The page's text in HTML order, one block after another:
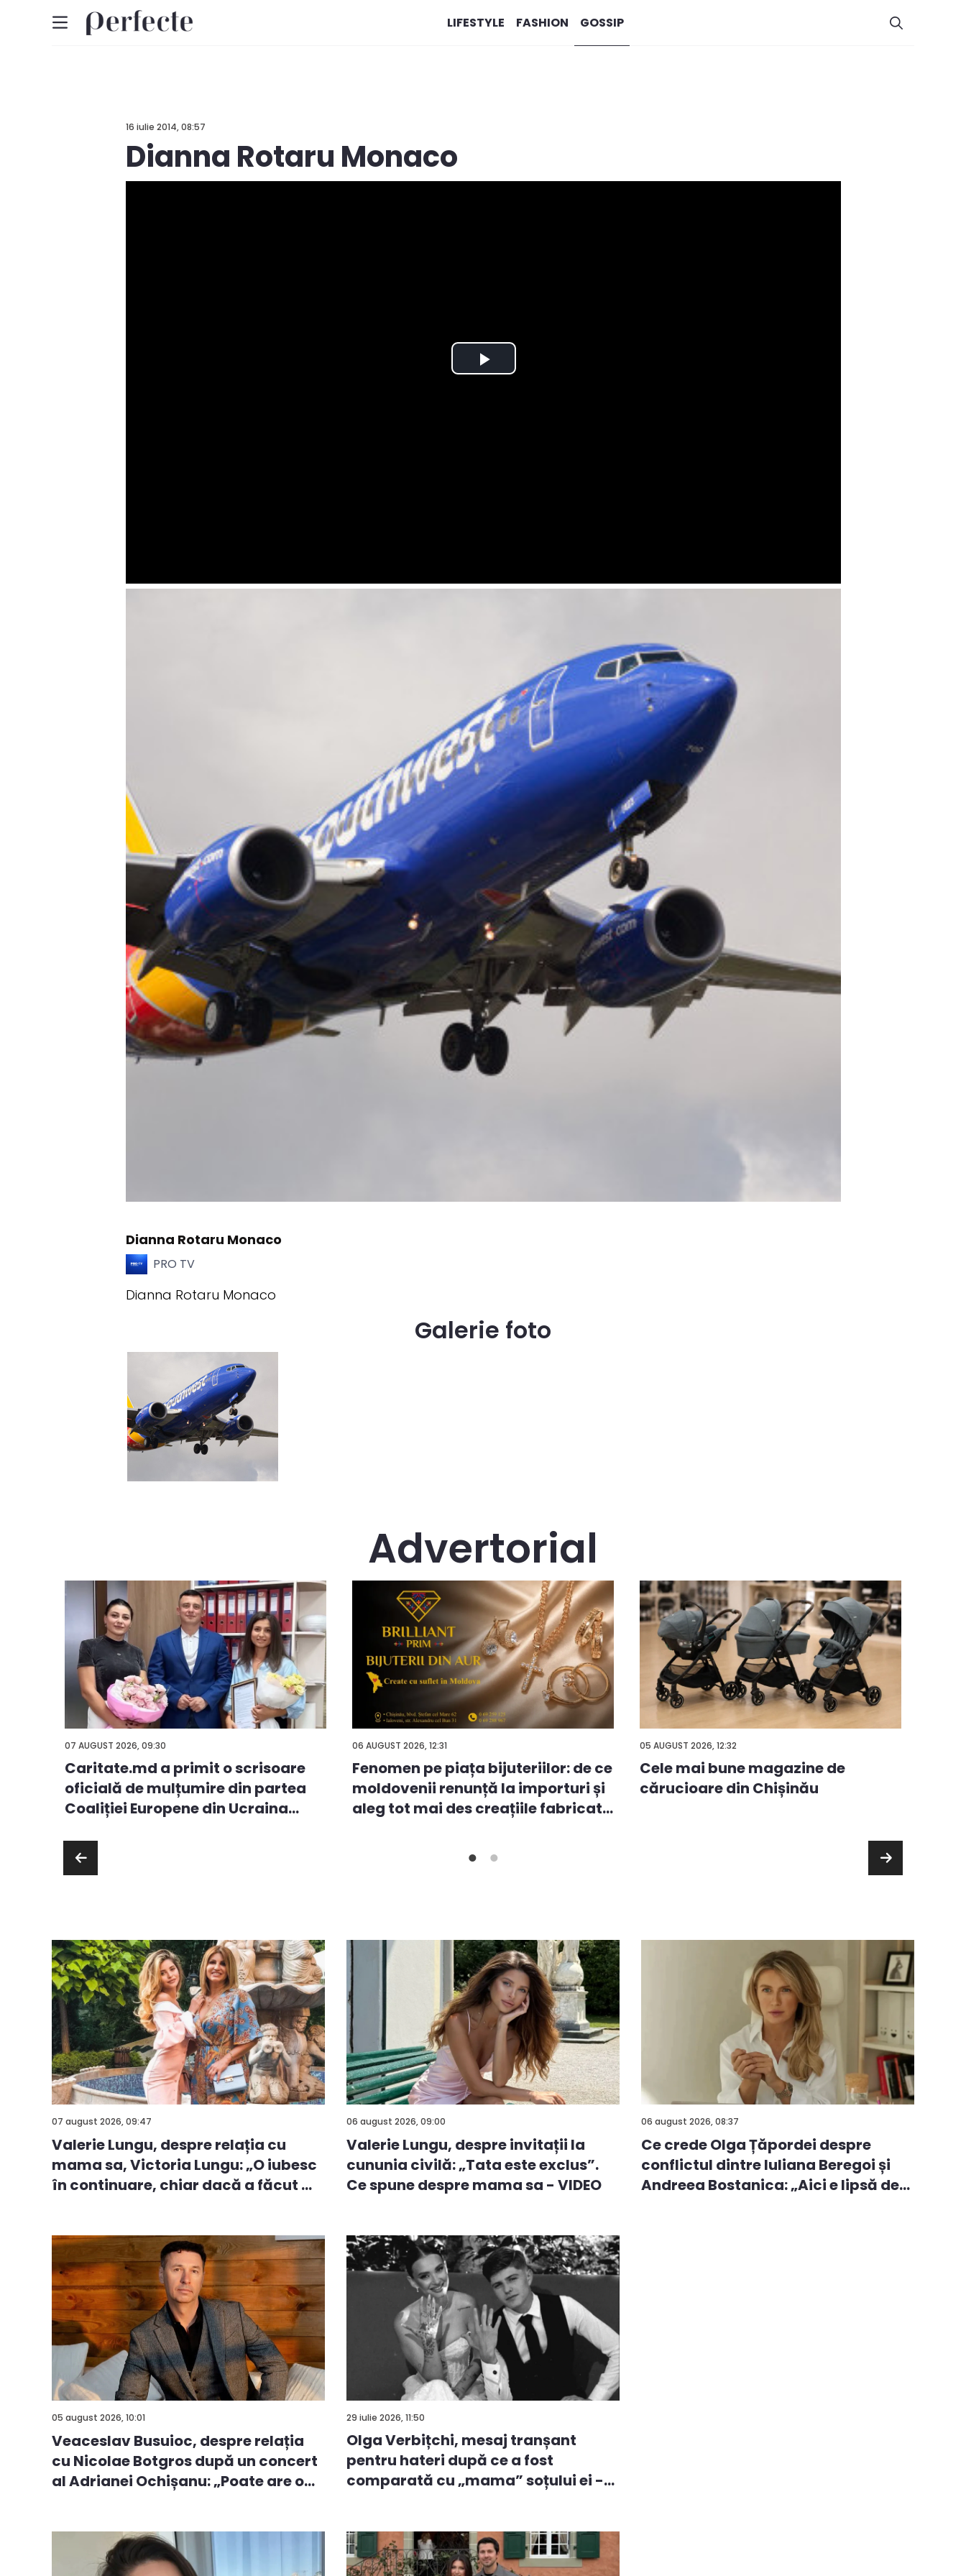
LIFESTYLE FASHION GOSSIP
16 iulie 2014, 08:57
Dianna Rotaru Monaco
Dianna Rotaru Monaco
PRO TV
Dianna Rotaru Monaco
Galerie foto
Advertorial
07 AUGUST 2026, 09:30
Caritate.md a primit o scrisoare
oficială de mulțumire din partea
Coaliției Europene din Ucraina
06 AUGUST 2026, 12:31
Fenomen pe piața bijuteriilor: de ce
moldovenii renunță la importuri și
aleg tot mai des creațiile fabricat...
05 AUGUST 2026, 12:32
Cele mai bune magazine de
cărucioare din Chișinău
07 august 2026, 09:47
Valerie Lungu, despre relația cu
mama sa, Victoria Lungu: „O iubesc
în continuare, chiar dacă a făcut ...
06 august 2026, 09:00
Valerie Lungu, despre invitații la
cununia civilă: „Tata este exclus”.
Ce spune despre mama sa - VIDEO
06 august 2026, 08:37
Ce crede Olga Țăpordei despre
conflictul dintre Iuliana Beregoi și
Andreea Bostanica: „Aici e lipsă de
05 august 2026, 10:01
Veaceslav Busuioc, despre relația
cu Nicolae Botgros după un concert
al Adrianei Ochișanu: „Poate are o...
29 iulie 2026, 11:50
Olga Verbițchi, mesaj tranșant
pentru hateri după ce a fost
comparată cu „mama” soțului ei -